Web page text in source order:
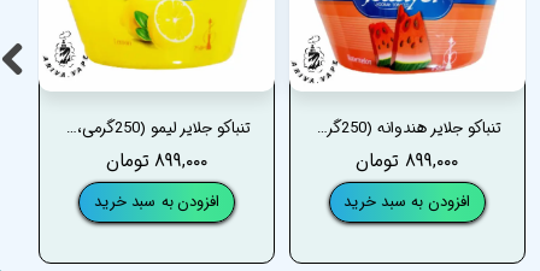
تنباکو جلایر لیمو (250گرمی، سطلی) _ JELLAYER LEMON TOBACCO
۸۹۹,۰۰۰ تومان
افزودن به سبد خرید
تنباکو جلایر هندوانه (250گرمی، سطلی) _ JELLAYER WATERMELON TOBACCO
۸۹۹,۰۰۰ تومان
افزودن به سبد خرید